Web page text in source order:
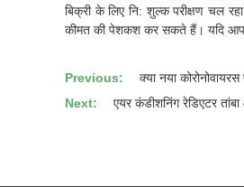
बिक्री के लिए नि: शुल्क परीक्षण चल
कीमत की पेशकश कर सकते हैं। यदि आप
Previous:
क्या नया
Next:
एयर कंडीशनिंग रेडिएटर